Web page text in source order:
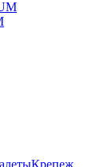
Крепеж